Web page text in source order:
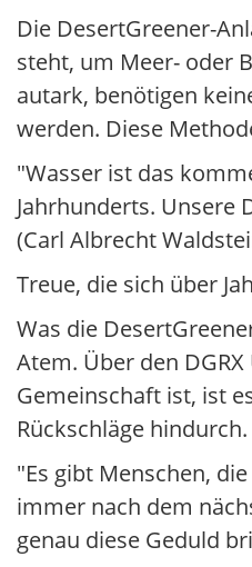
Die DesertGreener-
steht, um Meer- oder
autark, benötigen
werden. Diese
"Wasser ist das
Jahrhunderts. Unsere
(Carl Albrecht
Treue, die sich über
Was die
Atem. Über den
Gemeinschaft ist, ist
Rückschläge hindurch.
"Es gibt Menschen,
immer nach dem
genau diese Geduld